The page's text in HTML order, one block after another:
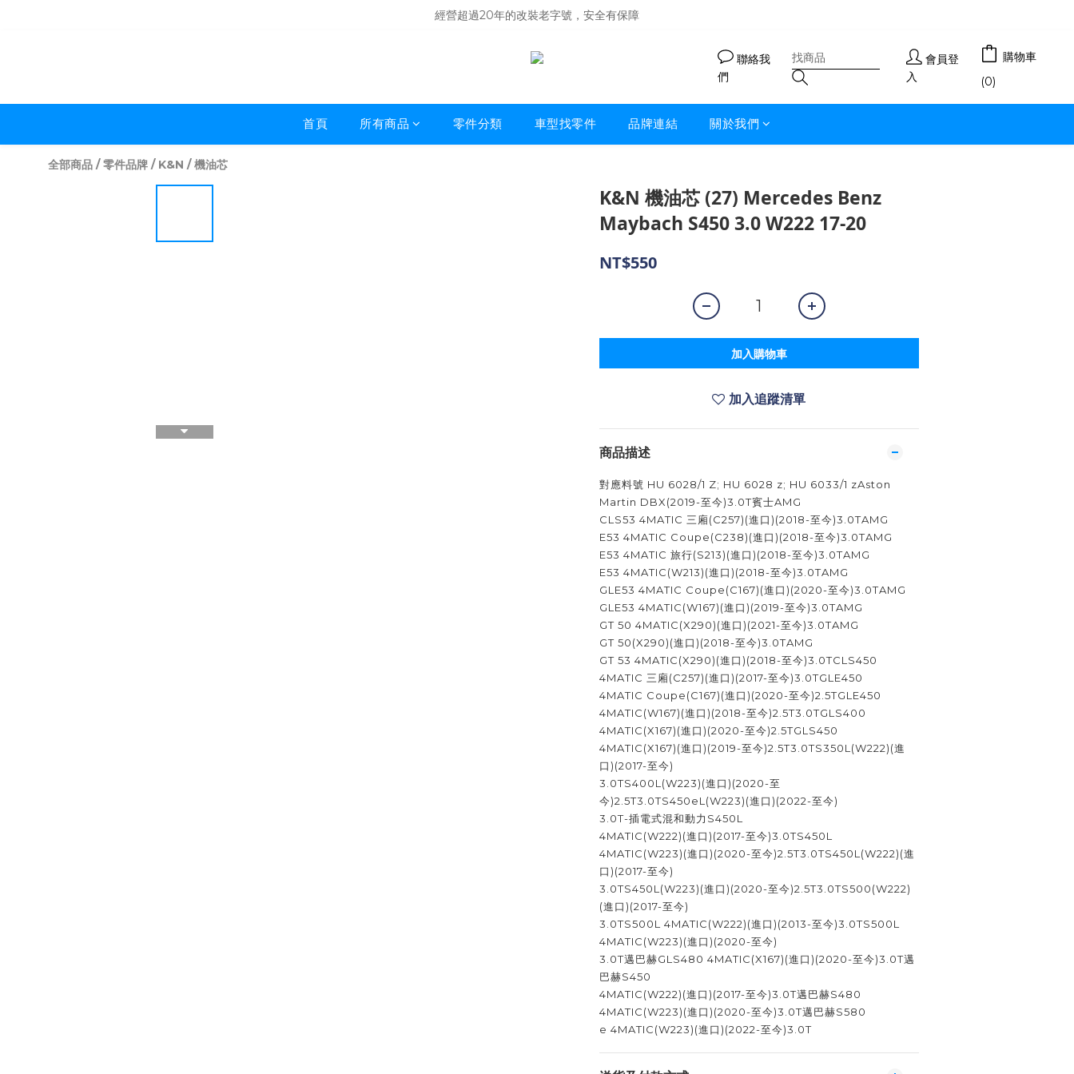
商品庫存變動快速，難免庫存不同步，建議購買之前先詢問貨況
經營超過20年的改裝老字號，安全有保障
聯絡我
們
會員登
入
購物車
(0)
首頁 所有商品 零件分類 車型找零件 品牌連結 關於我們
全部商品 /零件品牌 / K&N /機油芯
K&N 機油芯 (27) Mercedes Benz
Maybach S450 3.0 W222 17-20
NT$550
加入購物車
加入追蹤清單
商品描述
對應料號 HU 6028/1 Z; HU 6028 z; HU 6033/1 zAston
Martin DBX(2019-至今)3.0T賓士AMG
CLS53 4MATIC 三廂(C257)(進口)(2018-至今)3.0TAMG
E53 4MATIC Coupe(C238)(進口)(2018-至今)3.0TAMG
E53 4MATIC 旅行(S213)(進口)(2018-至今)3.0TAMG
E53 4MATIC(W213)(進口)(2018-至今)3.0TAMG
GLE53 4MATIC Coupe(C167)(進口)(2020-至今)3.0TAMG
GLE53 4MATIC(W167)(進口)(2019-至今)3.0TAMG
GT 50 4MATIC(X290)(進口)(2021-至今)3.0TAMG
GT 50(X290)(進口)(2018-至今)3.0TAMG
GT 53 4MATIC(X290)(進口)(2018-至今)3.0TCLS450
4MATIC 三廂(C257)(進口)(2017-至今)3.0TGLE450
4MATIC Coupe(C167)(進口)(2020-至今)2.5TGLE450
4MATIC(W167)(進口)(2018-至今)2.5T3.0TGLS400
4MATIC(X167)(進口)(2020-至今)2.5TGLS450
4MATIC(X167)(進口)(2019-至今)2.5T3.0TS350L(W222)(進
口)(2017-至今)
3.0TS400L(W223)(進口)(2020-至
今)2.5T3.0TS450eL(W223)(進口)(2022-至今)
3.0T-插電式混和動力S450L
4MATIC(W222)(進口)(2017-至今)3.0TS450L
4MATIC(W223)(進口)(2020-至今)2.5T3.0TS450L(W222)(進
口)(2017-至今)
3.0TS450L(W223)(進口)(2020-至今)2.5T3.0TS500(W222)
(進口)(2017-至今)
3.0TS500L 4MATIC(W222)(進口)(2013-至今)3.0TS500L
4MATIC(W223)(進口)(2020-至今)
3.0T邁巴赫GLS480 4MATIC(X167)(進口)(2020-至今)3.0T邁
巴赫S450
4MATIC(W222)(進口)(2017-至今)3.0T邁巴赫S480
4MATIC(W223)(進口)(2020-至今)3.0T邁巴赫S580
e 4MATIC(W223)(進口)(2022-至今)3.0T